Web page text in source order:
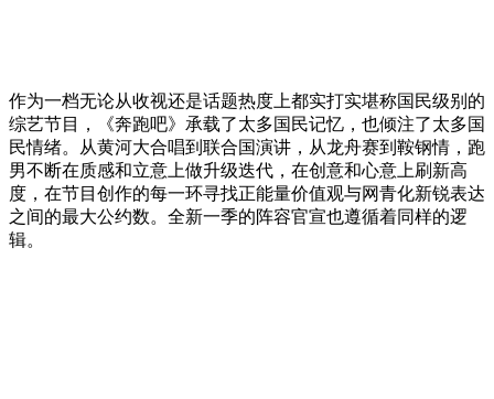
作为一档无论从收视还是话题热度上都实打实堪称国民级别的
综艺节目，《奔跑吧》承载了太多国民记忆，也倾注了太多国
民情绪。从黄河大合唱到联合国演讲，从龙舟赛到鞍钢情，跑
男不断在质感和立意上做升级迭代，在创意和心意上刷新高
度，在节目创作的每一环寻找正能量价值观与网青化新锐表达
之间的最大公约数。全新一季的阵容官宣也遵循着同样的逻
辑。